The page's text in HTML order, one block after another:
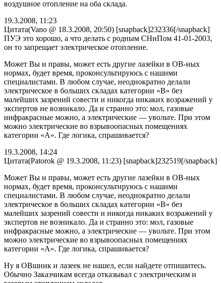
воздушное отопление на оба склада.
19.3.2008, 11:23
Цитата(Vano @ 18.3.2008, 20:50) [snapback]232336[/snapback]
ПУЭ это хорошо, а что делать с родным СНиПом 41-01-2003,
он то запрещает электрическое отопление.
Может Вы и правы, может есть другие лазейки в ОВ-ных
нормах, будет время, проконсультируюсь с нашими
специалистами. В любом случае, неоднократно делали
электрическое в больших складах категории «В» без
малейших зазрений совести и никогда никаких возражений у
экспертов не возникало. Да и странно это: мол, газовые
инфракрасные можно, а электрические — увольте. При этом
можно электрические во взрывоопасных помещениях
категории «А». Где логика, спрашивается?
19.3.2008, 14:24
Цитата(Patorok @ 19.3.2008, 11:23) [snapback]232519[/snapback]
Может Вы и правы, может есть другие лазейки в ОВ-ных
нормах, будет время, проконсультируюсь с нашими
специалистами. В любом случае, неоднократно делали
электрическое в больших складах категории «В» без
малейших зазрений совести и никогда никаких возражений у
экспертов не возникало. Да и странно это: мол, газовые
инфракрасные можно, а электрические — увольте. При этом
можно электрические во взрывоопасных помещениях
категории «А». Где логика, спрашивается?
Ну я ОВшник и лазеек не нашел, если найдете отпишитесь.
Обычно Заказчикам всегда отказывал с электрическим и